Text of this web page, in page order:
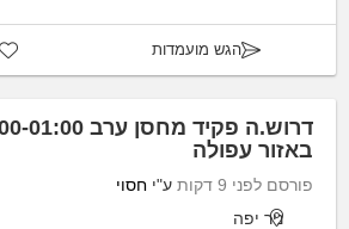
הגש מועמדות
באזור עפולה
פורסם לפני 9 דקות ע"י חסוי
ניר יפה